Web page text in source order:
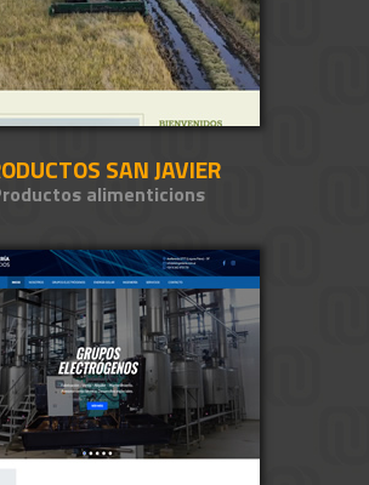
SAN JAVIER
alimenticions